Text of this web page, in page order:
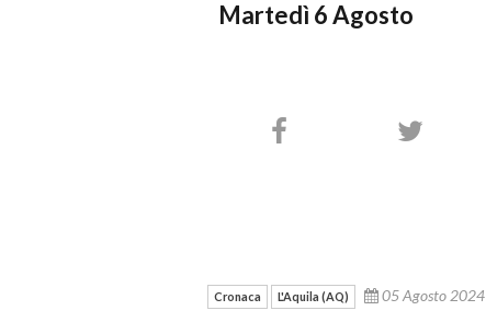
Martedì 6 Agosto
Cronaca L'Aquila (AQ) 05 Agosto 2024